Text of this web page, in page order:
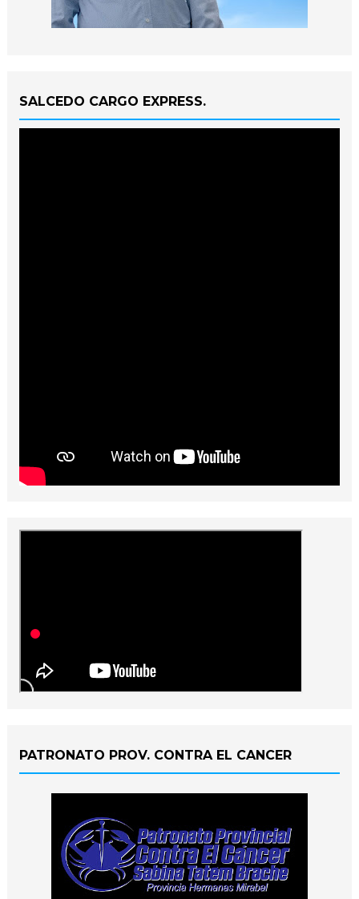
SALCEDO CARGO EXPRESS.
PATRONATO PROV. CONTRA EL CANCER